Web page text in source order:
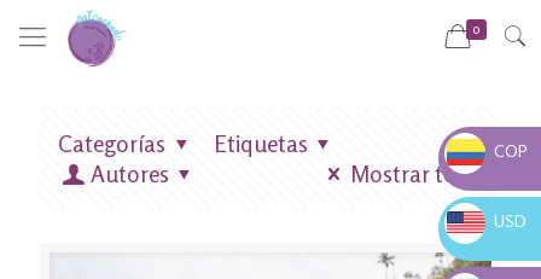
0
Categorías
Etiquetas
Autores
Mostrar todo
COP $
COP
USD $
USD